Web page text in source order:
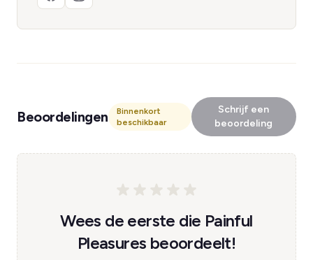
Beoordelingen
Binnenkort
beschikbaar
Schrijf een
beoordeling
Wees de eerste die Painful
Pleasures beoordeelt!